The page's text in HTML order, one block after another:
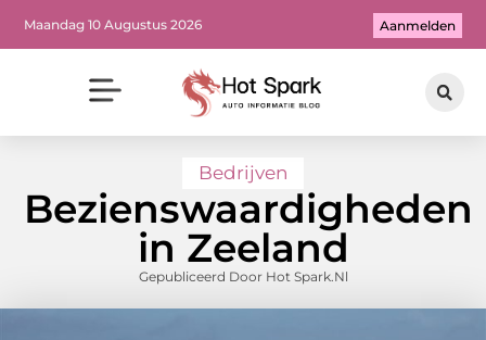
Maandag 10 Augustus 2026 Aanmelden
Bedrijven
Bezienswaardigheden
in Zeeland
Gepubliceerd Door Hot Spark.nl